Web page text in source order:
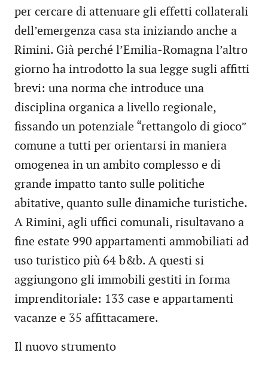
per cercare di attenuare gli effetti collaterali
dell’emergenza casa sta iniziando anche a
Rimini. Già perché l’Emilia-Romagna l’altro
giorno ha introdotto la sua legge sugli affitti
brevi: una norma che introduce una
disciplina organica a livello regionale,
fissando un potenziale “rettangolo di gioco”
comune a tutti per orientarsi in maniera
omogenea in un ambito complesso e di
grande impatto tanto sulle politiche
abitative, quanto sulle dinamiche turistiche.
A Rimini, agli uffici comunali, risultavano a
fine estate 990 appartamenti ammobiliati ad
uso turistico più 64 b&b. A questi si
aggiungono gli immobili gestiti in forma
imprenditoriale: 133 case e appartamenti
vacanze e 35 affittacamere.
Il nuovo strumento